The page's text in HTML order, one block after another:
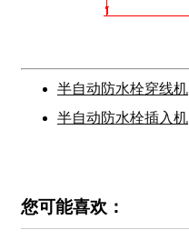
半自动防水栓穿线机
半自动防水栓插入机
您可能喜欢：